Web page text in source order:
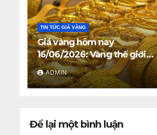
TIN TỨC GIÁ VÀNG
Giá vàng hôm nay
16/06/2026: Vàng thế giới
giữ trên 4.312 USD, giá vàng
SJC và vàng nhẫn trong
nước đi ngang
ADMIN
Để lại một bình luận